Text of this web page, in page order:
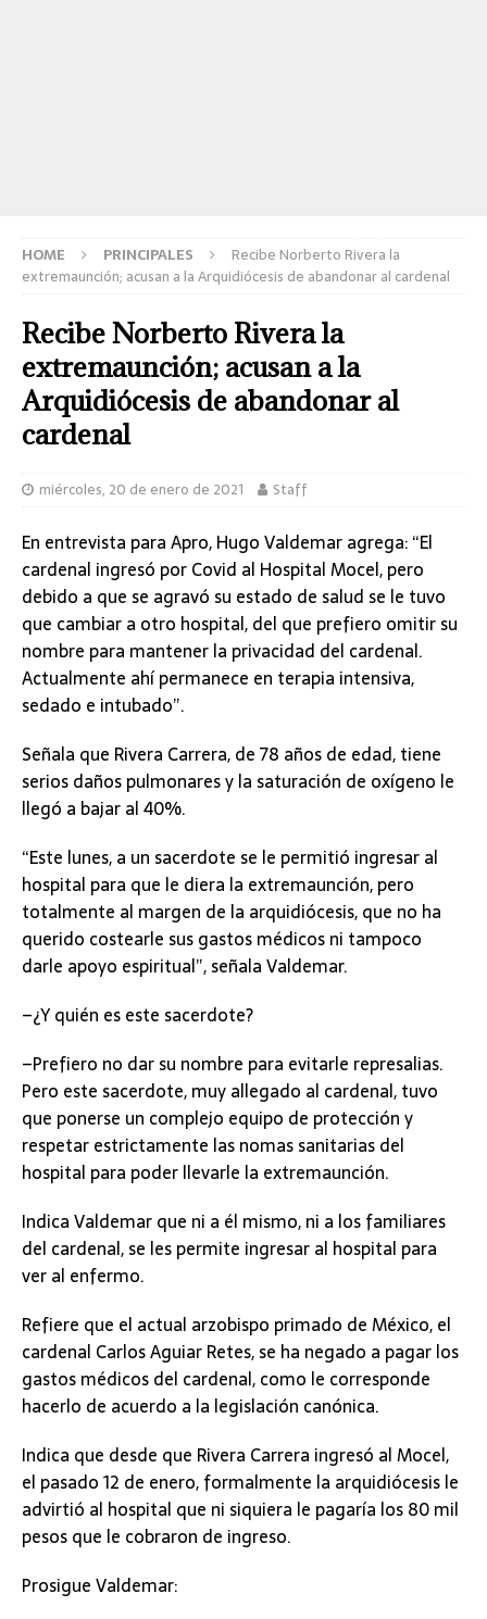
HOME PRINCIPALES
Recibe Norberto Rivera la
extremaunción; acusan a la Arquidiócesis de abandonar al cardenal
Recibe Norberto Rivera la
extremaunción; acusan a la
Arquidiócesis de abandonar al
cardenal
miércoles, 20 de enero de 2021 Staff
En entrevista para Apro, Hugo Valdemar agrega:“El
cardenal ingresó por Covid al Hospital Mocel, pero
debido a que se agravó su estado de salud se le tuvo
que cambiar a otro hospital, del que prefiero omitir su
nombre para mantener la privacidad del cardenal.
Actualmente ahí permanece en terapia intensiva,
sedado e intubado”.
Señala que Rivera Carrera, de 78 años de edad, tiene
serios daños pulmonares y la saturación de oxígeno le
llegó a bajar al 40%.
“Este lunes, a un sacerdote se le permitió ingresar al
hospital para que le diera la extremaunción, pero
totalmente al margen de la arquidiócesis, que no ha
querido costearle sus gastos médicos ni tampoco
darle apoyo espiritual”, señala Valdemar.
–¿Y quién es este sacerdote?
–Prefiero no dar su nombre para evitarle represalias.
Pero este sacerdote, muy allegado al cardenal, tuvo
que ponerse un complejo equipo de protección y
respetar estrictamente las nomas sanitarias del
hospital para poder llevarle la extremaunción.
Indica Valdemar que ni a él mismo, ni a los familiares
del cardenal, se les permite ingresar al hospital para
ver al enfermo.
Refiere que el actual arzobispo primado de México, el
cardenal Carlos Aguiar Retes, se ha negado a pagar los
gastos médicos del cardenal, como le corresponde
hacerlo de acuerdo a la legislación canónica.
Indica que desde que Rivera Carrera ingresó al Mocel,
el pasado 12 de enero, formalmente la arquidiócesis le
advirtió al hospital que ni siquiera le pagaría los 80 mil
pesos que le cobraron de ingreso.
Prosigue Valdemar: